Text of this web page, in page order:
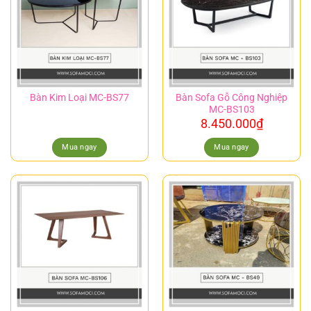
Bàn Kim Loại MC-BS77
Mua ngay
Bàn Sofa Gỗ Công Nghiệp
MC-BS103
8.450.000₫
Mua ngay